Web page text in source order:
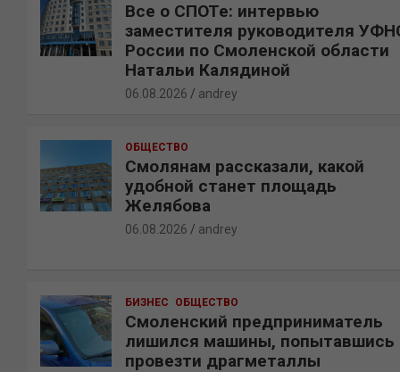
Все о СПОТе: интервью
заместителя руководителя
России по Смоленской области
Натальи Калядиной
06.08.2026 andrey
ОБЩЕСТВО
Смолянам рассказали, какой
удобной станет площадь
Желябова
06.08.2026 andrey
БИЗНЕС ОБЩЕСТВО
Смоленский предприниматель
лишился машины, попытавшись
провезти драгметаллы